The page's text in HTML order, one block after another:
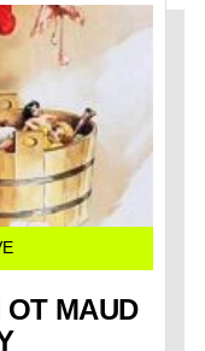
MAUD